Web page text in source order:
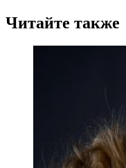
Читайте также